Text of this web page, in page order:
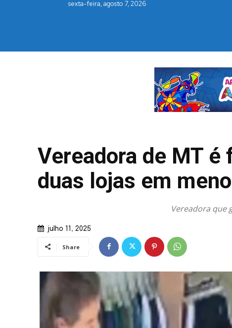
sexta-feira, agosto 7, 2026
Vereadora de MT
duas lojas em
Vereadora que
julho 11, 2025
Share